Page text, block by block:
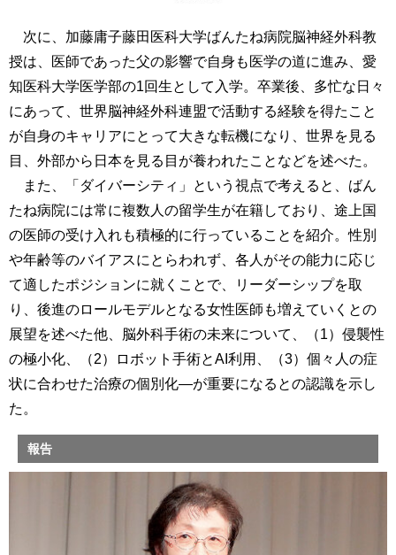
次に、加藤庸子藤田医科大学ばんたね病院脳神経外科教
授は、医師であった父の影響で自身も医学の道に進み、愛
知医科大学医学部の1回生として入学。卒業後、多忙な日々
にあって、世界脳神経外科連盟で活動する経験を得たこと
が自身のキャリアにとって大きな転機になり、世界を見る
目、外部から日本を見る目が養われたことなどを述べた。
また、「ダイバーシティ」という視点で考えると、ばん
たね病院には常に複数人の留学生が在籍しており、途上国
の医師の受け入れも積極的に行っていることを紹介。性別
や年齢等のバイアスにとらわれず、各人がその能力に応じ
て適したポジションに就くことで、リーダーシップを取
り、後進のロールモデルとなる女性医師も増えていくとの
展望を述べた他、脳外科手術の未来について、（1）侵襲性
の極小化、（2）ロボット手術とAI利用、（3）個々人の症
状に合わせた治療の個別化―が重要になるとの認識を示し
た。
報告